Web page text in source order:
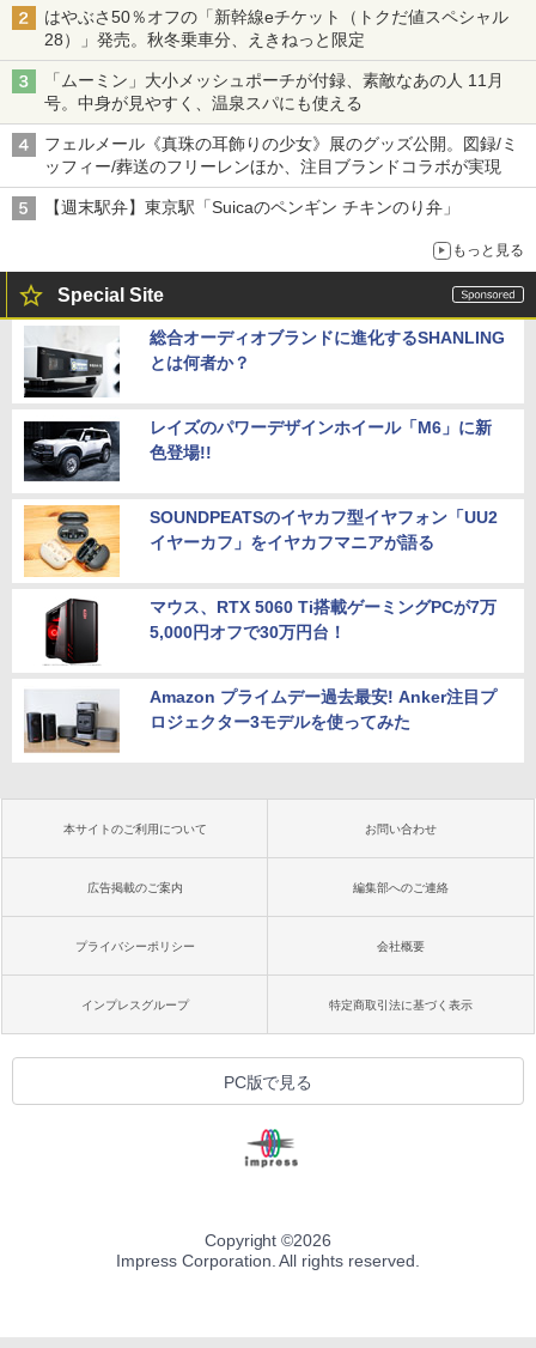
はやぶさ50％オフの「新幹線eチケット（トクだ値スペシャル
28）」発売。秋冬乗車分、えきねっと限定
「ムーミン」大小メッシュポーチが付録、素敵なあの人 11月
号。中身が見やすく、温泉スパにも使える
フェルメール《真珠の耳飾りの少女》展のグッズ公開。図録/ミ
ッフィー/葬送のフリーレンほか、注目ブランドコラボが実現
【週末駅弁】東京駅「Suicaのペンギン チキンのり弁」
もっと見る
Special Site
総合オーディオブランドに進化するSHANLING
とは何者か？
レイズのパワーデザインホイール「M6」に新
色登場!!
SOUNDPEATSのイヤカフ型イヤフォン「UU2
イヤーカフ」をイヤカフマニアが語る
マウス、RTX 5060 Ti搭載ゲーミングPCが7万
5,000円オフで30万円台！
Amazon プライムデー過去最安! Anker注目プ
ロジェクター3モデルを使ってみた
本サイトのご利用について お問い合わせ
広告掲載のご案内 編集部へのご連絡
プライバシーポリシー 会社概要
インプレスグループ 特定商取引法に基づく表示
PC版で見る
Copyright ©2026
Impress Corporation. All rights reserved.